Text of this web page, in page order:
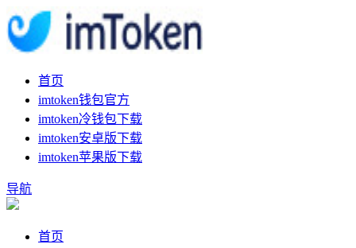
首页
imtoken钱包官方
imtoken冷钱包下载
imtoken安卓版下载
imtoken苹果版下载
导航
首页